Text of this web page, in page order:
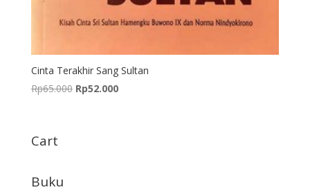
Cinta Terakhir Sang Sultan
Rp65.000 Harga
Rp52.000Harga
Cart
Buku